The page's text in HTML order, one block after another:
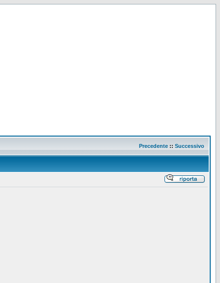
Precedente :: Successivo